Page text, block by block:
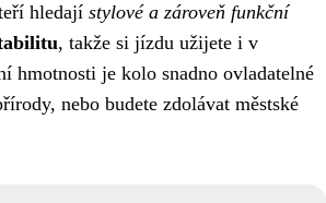
hledají stylové a zároveň funkční
, takže si jízdu užijete i v
hmotnosti je kolo snadno ovladatelné
nebo budete zdolávat městské